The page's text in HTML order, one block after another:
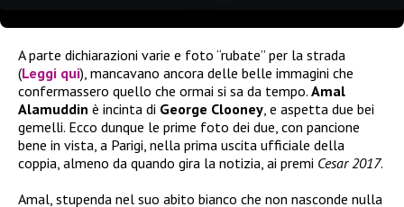
A parte dichiarazioni varie e foto “rubate” per la strada
(Leggi qui), mancavano ancora delle belle immagini che
confermassero quello che ormai si sa da tempo. Amal
Alamuddin è incinta di George Clooney , e aspetta due bei
gemelli. Ecco dunque le prime foto dei due, con pancione
bene in vista, a Parigi, nella prima uscita ufficiale della
coppia, almeno da quando gira la notizia, ai premi Cesar 2017.
Amal, stupenda nel suo abito bianco che non nasconde nulla